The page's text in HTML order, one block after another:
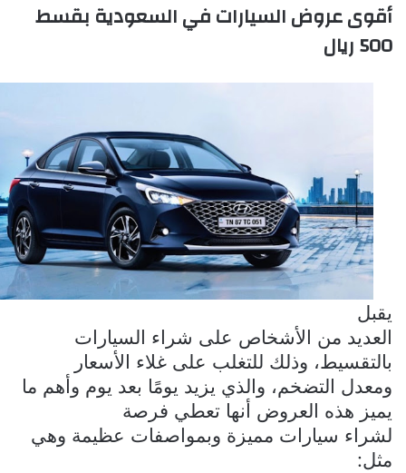
أقوى عروض السيارات في السعودية بقسط
500 ريال
يقبل
العديد من الأشخاص على شراء السيارات
بالتقسيط، وذلك للتغلب على غلاء الأسعار
ومعدل التضخم، والذي يزيد يومًا بعد يوم وأهم ما
يميز هذه العروض أنها تعطي فرصة
لشراء سيارات مميزة وبمواصفات عظيمة وهي
مثل: